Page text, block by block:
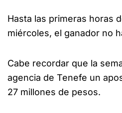
Hasta las primeras horas
miércoles, el ganador no
Cabe recordar que la
agencia de Tenefe un
27 millones de pesos.